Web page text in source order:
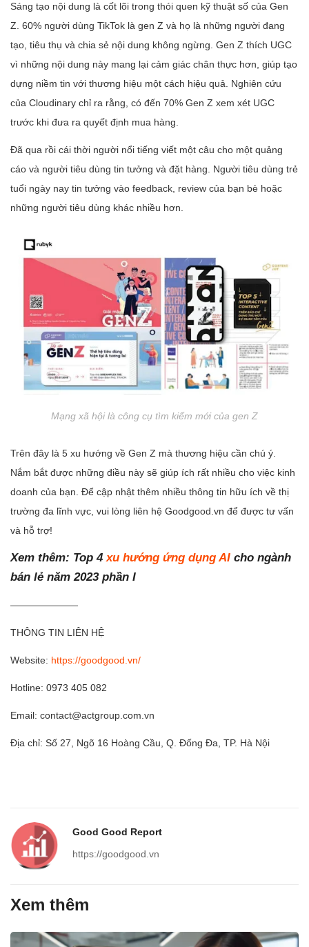
Sáng tạo nội dung là cốt lõi trong thói quen kỹ thuật số của Gen
Z. 60% người dùng TikTok là gen Z và họ là những người đang
tạo, tiêu thụ và chia sẻ nội dung không ngừng. Gen Z thích UGC
vì những nội dung này mang lại cảm giác chân thực hơn, giúp tạo
dựng niềm tin với thương hiệu một cách hiệu quả. Nghiên cứu
của Cloudinary chỉ ra rằng, có đến 70% Gen Z xem xét UGC
trước khi đưa ra quyết định mua hàng.
Đã qua rồi cái thời người nổi tiếng viết một câu cho một quảng
cáo và người tiêu dùng tin tưởng và đặt hàng. Người tiêu dùng trẻ
tuổi ngày nay tin tưởng vào feedback, review của bạn bè hoặc
những người tiêu dùng khác nhiều hơn.
Mạng xã hội là công cụ tìm kiếm mới của gen Z
Trên đây là 5 xu hướng về Gen Z mà thương hiệu cần chú ý.
Nắm bắt được những điều này sẽ giúp ích rất nhiều cho việc kinh
doanh của bạn. Để cập nhật thêm nhiều thông tin hữu ích về thị
trường đa lĩnh vực, vui lòng liên hệ Goodgood.vn để được tư vấn
và hỗ trợ!
Xem thêm: Top 4xu hướng ứng dụng AI cho ngành
bán lẻ năm 2023 phần I
———————
THÔNG TIN LIÊN HỆ
Website: https://goodgood.vn/
Hotline: 0973 405 082
Email: contact@actgroup.com.vn
Địa chỉ: Số 27, Ngõ 16 Hoàng Cầu, Q. Đống Đa, TP. Hà Nội
Good Good Report
https://goodgood.vn
Xem thêm